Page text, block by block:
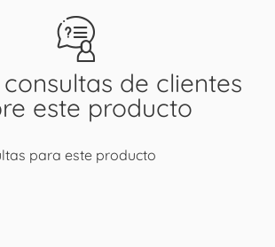
de clientes
este producto
para este producto